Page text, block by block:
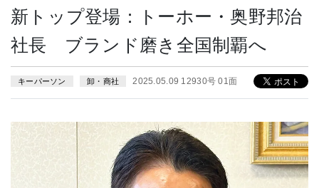
新トップ登場：トーホー・奥野邦治
社長 ブランド磨き全国制覇へ
キーパーソン 卸・商社 2025.05.09 12930号 01面